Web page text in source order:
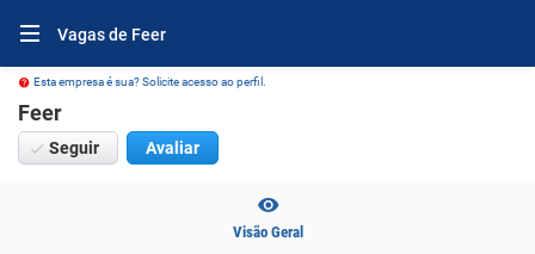
Vagas de Feer
Esta empresa é sua? Solicite acesso ao perfil.
Feer
Seguir Avaliar
Visão Geral